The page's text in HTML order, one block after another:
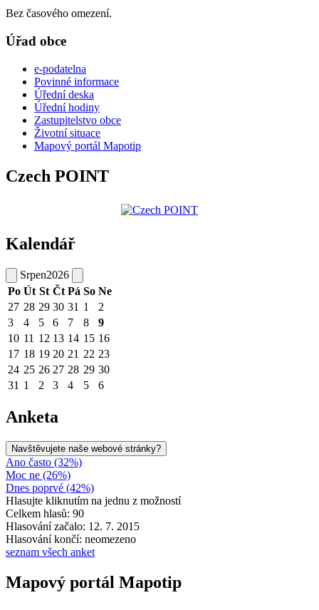
Bez časového omezení.
Úřad obce
e-podatelna
Povinné informace
Úřední deska
Úřední hodiny
Zastupitelstvo obce
Životní situace
Mapový portál Mapotip
Czech POINT
Kalendář
Srpen2026
Po Út St Čt Pá So Ne
27 28 29 30 31 1
2
3
4 5 6 7 8
9
10 11 12 13 14 15 16
17 18 19 20 21 22 23
24 25 26 27 28 29 30
31 1 2 3 4 5 6
Anketa
Navštěvujete naše webové stránky?
Ano často (32%)
Moc ne (26%)
Dnes poprvé (42%)
Hlasujte kliknutím na jednu z možností
Celkem hlasů: 90
Hlasování začalo: 12. 7. 2015
Hlasování končí: neomezeno
seznam všech anket
Mapový portál Mapotip